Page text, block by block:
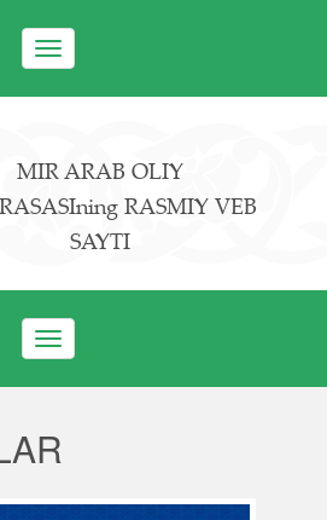
Toggle
navigation
MIR ARAB OLIY
RASMIY VEB
SAYTI
Toggle
navigation